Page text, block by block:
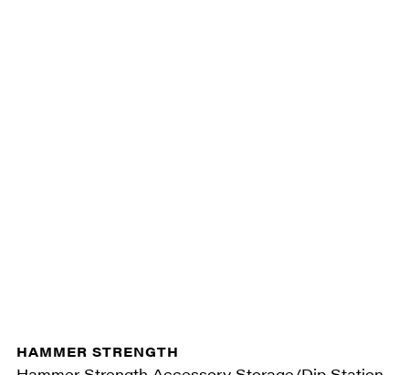
HAMMER STRENGTH